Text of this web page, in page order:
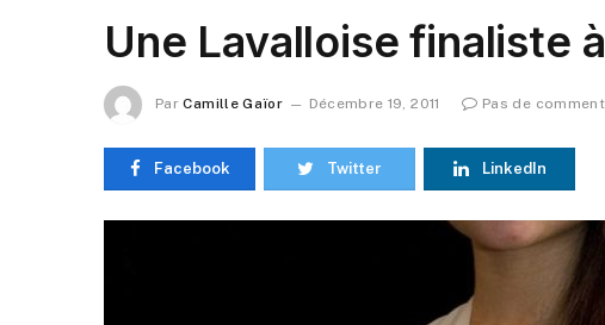
Une Lavalloise finaliste
Par Camille Gaïor Décembre 19, 2011 Pas de
Facebook Twitter LinkedIn